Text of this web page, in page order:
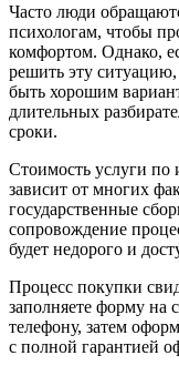
Часто люди
психологам, чтобы
комфортом. Однако,
решить эту ситуацию,
быть хорошим
длительных
сроки.
Стоимость услуги по
зависит от многих
государственные
сопровождение
будет недорого и
Процесс покупки
заполняете форму на
телефону, затем
с полной гарантией